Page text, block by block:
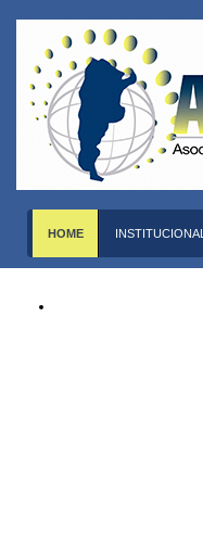
HOME INSTITUCIONAL